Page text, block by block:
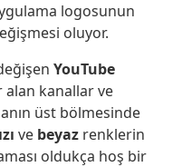
logosunun
oluyor.
YouTube
alan kanallar ve
üst bölmesinde
ve beyaz renklerin
oldukça hoş bir